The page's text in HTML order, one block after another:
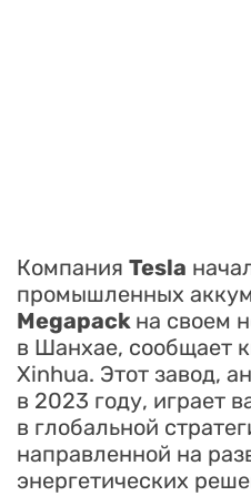
Компания Tesla
промышленных
Megapack на своем
в Шанхае, сообщает
Xinhua. Этот завод,
в 2023 году, играет
в глобальной
направленной на
энергетических